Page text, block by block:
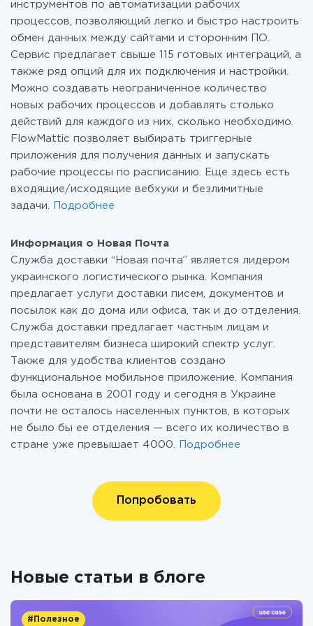
инструментов по автоматизации рабочих
процессов, позволяющий легко и быстро настроить
обмен данных между сайтами и сторонним ПО.
Сервис предлагает свыше 115 готовых интеграций, а
также ряд опций для их подключения и настройки.
Можно создавать неограниченное количество
новых рабочих процессов и добавлять столько
действий для каждого из них, сколько необходимо.
FlowMattic позволяет выбирать триггерные
приложения для получения данных и запускать
рабочие процессы по расписанию. Еще здесь есть
входящие/исходящие вебхуки и безлимитные
задачи.
Подробнее
Информация о Новая Почта
Служба доставки “Новая почта” является лидером
украинского логистического рынка. Компания
предлагает услуги доставки писем, документов и
посылок как до дома или офиса, так и до отделения.
Служба доставки предлагает частным лицам и
представителям бизнеса широкий спектр услуг.
Также для удобства клиентов создано
функциональное мобильное приложение. Компания
была основана в 2001 году и сегодня в Украине
почти не осталось населенных пунктов, в которых
не было бы ее отделения — всего их количество в
стране уже превышает 4000.
Подробнее
Попробовать
Новые статьи в блоге
#Полезное